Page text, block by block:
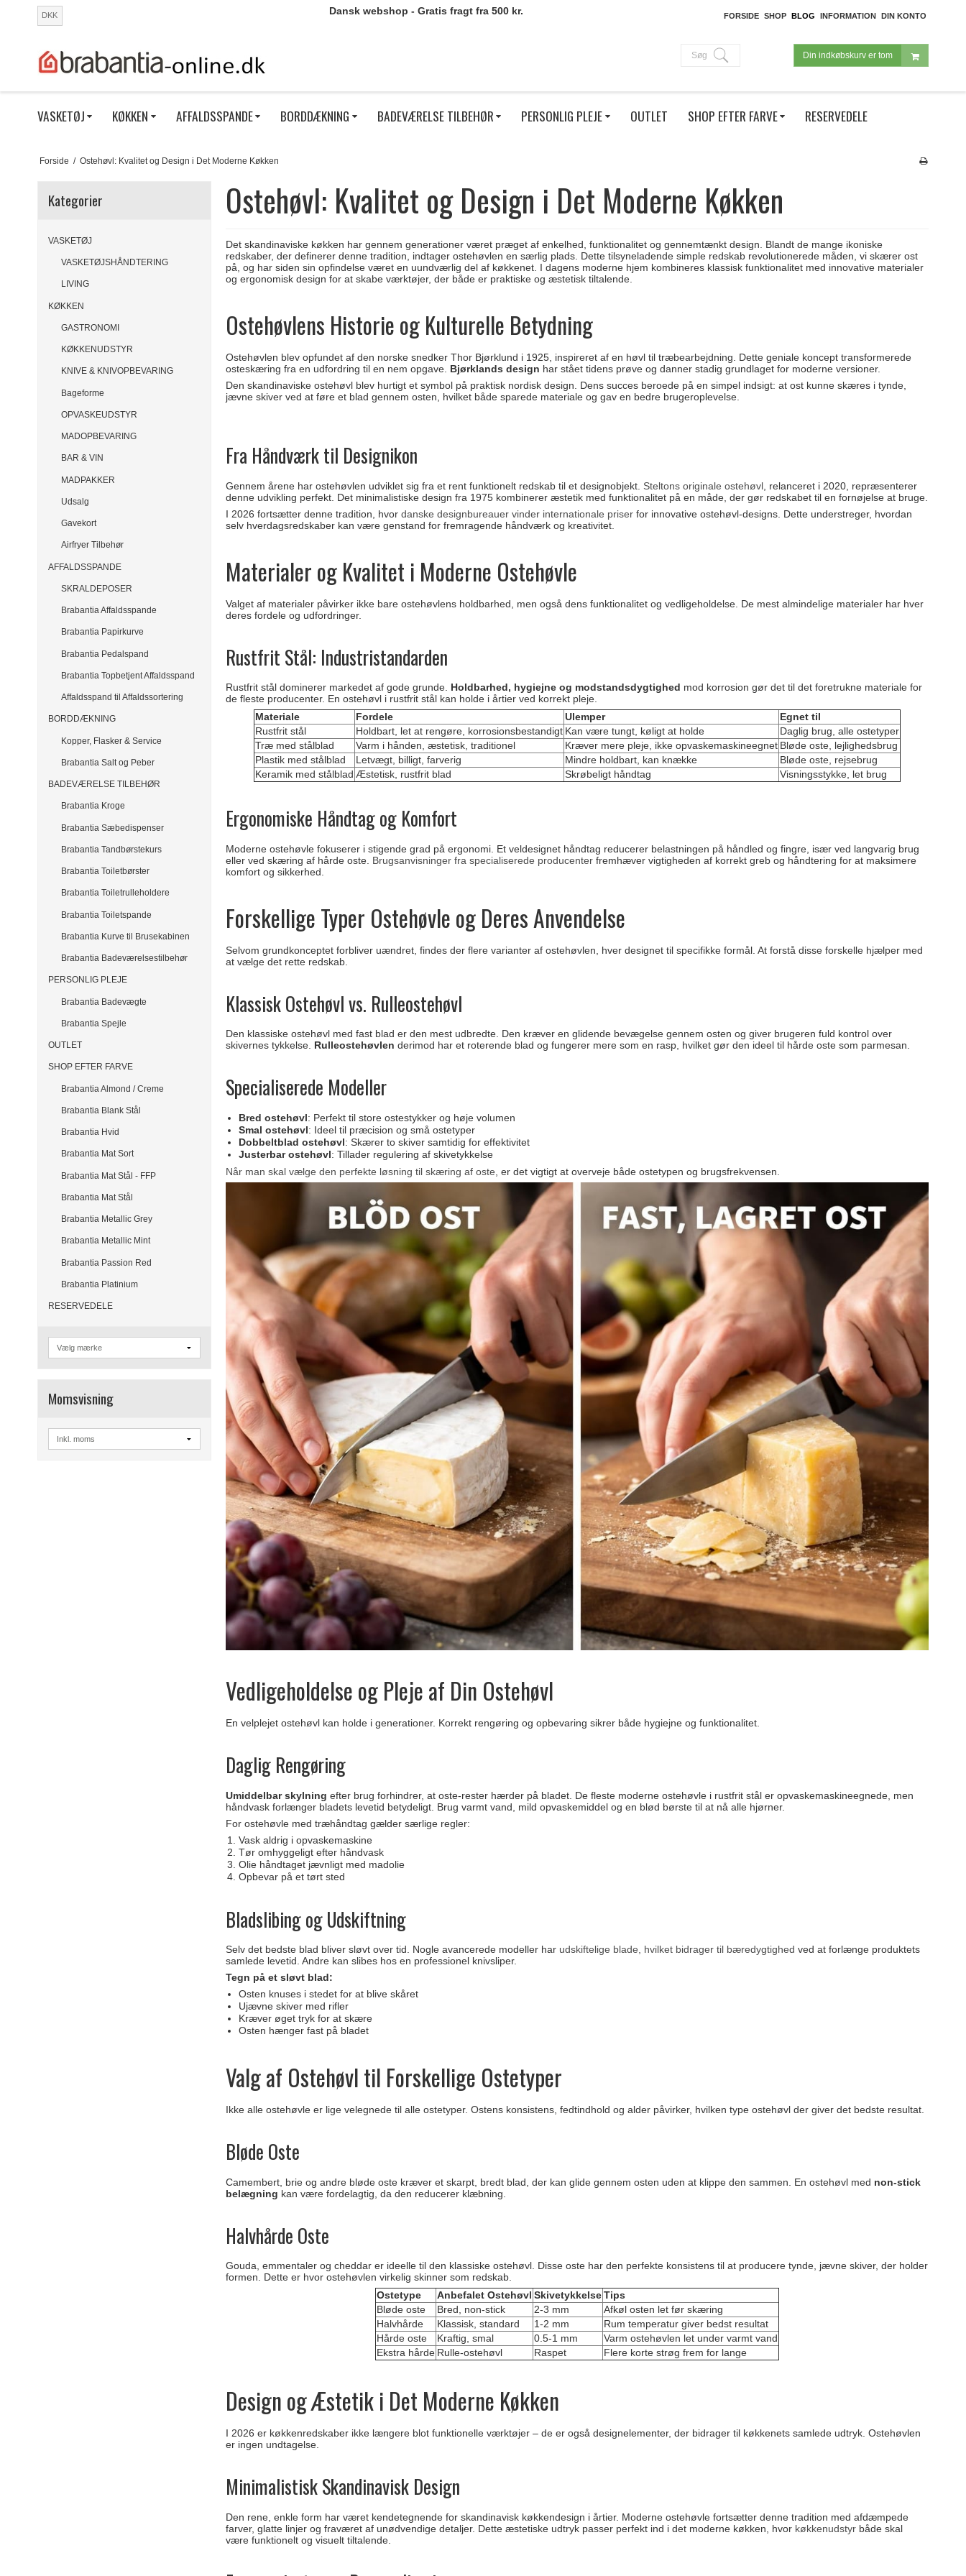
DKK Dansk webshop - Gratis fragt fra 500 kr. FORSIDE SHOP BLOG INFORMATION DIN KONTO
Din indkøbskurv er tom
Søg
VASKETØJ KØKKEN AFFALDSSPANDE BORDDÆKNING BADEVÆRELSE TILBEHØR PERSONLIG PLEJE OUTLET SHOP EFTER FARVE RESERVEDELE
Forside / Ostehøvl: Kvalitet og Design i Det Moderne Køkken
Kategorier
VASKETØJ
VASKETØJSHÅNDTERING
LIVING
KØKKEN
GASTRONOMI
KØKKENUDSTYR
KNIVE & KNIVOPBEVARING
Bageforme
OPVASKEUDSTYR
MADOPBEVARING
BAR & VIN
MADPAKKER
Udsalg
Gavekort
Airfryer Tilbehør
AFFALDSSPANDE
SKRALDEPOSER
Brabantia Affaldsspande
Brabantia Papirkurve
Brabantia Pedalspand
Brabantia Topbetjent Affaldsspand
Affaldsspand til Affaldssortering
BORDDÆKNING
Kopper, Flasker & Service
Brabantia Salt og Peber
BADEVÆRELSE TILBEHØR
Brabantia Kroge
Brabantia Sæbedispenser
Brabantia Tandbørstekurs
Brabantia Toiletbørster
Brabantia Toiletrulleholdere
Brabantia Toiletspande
Brabantia Kurve til Brusekabinen
Brabantia Badeværelsestilbehør
PERSONLIG PLEJE
Brabantia Badevægte
Brabantia Spejle
OUTLET
SHOP EFTER FARVE
Brabantia Almond / Creme
Brabantia Blank Stål
Brabantia Hvid
Brabantia Mat Sort
Brabantia Mat Stål - FFP
Brabantia Mat Stål
Brabantia Metallic Grey
Brabantia Metallic Mint
Brabantia Passion Red
Brabantia Platinium
RESERVEDELE
Momsvisning
Ostehøvl: Kvalitet og Design i Det Moderne Køkken
Det skandinaviske køkken har gennem generationer været præget af enkelhed, funktionalitet og gennemtænkt design. Blandt de mange ikoniske
redskaber, der definerer denne tradition, indtager ostehøvlen en særlig plads. Dette tilsyneladende simple redskab revolutionerede måden, vi skærer ost
på, og har siden sin opfindelse været en uundværlig del af køkkenet. I dagens moderne hjem kombineres klassisk funktionalitet med innovative materialer
og ergonomisk design for at skabe værktøjer, der både er praktiske og æstetisk tiltalende.
Ostehøvlens Historie og Kulturelle Betydning
Ostehøvlen blev opfundet af den norske snedker Thor Bjørklund i 1925, inspireret af en høvl til træbearbejdning. Dette geniale koncept transformerede
osteskæring fra en udfordring til en nem opgave. Bjørklands design har stået tidens prøve og danner stadig grundlaget for moderne versioner.
Den skandinaviske ostehøvl blev hurtigt et symbol på praktisk nordisk design. Dens succes beroede på en simpel indsigt: at ost kunne skæres i tynde,
jævne skiver ved at føre et blad gennem osten, hvilket både sparede materiale og gav en bedre brugeroplevelse.
Fra Håndværk til Designikon
Gennem årene har ostehøvlen udviklet sig fra et rent funktionelt redskab til et designobjekt. Steltons originale ostehøvl , relanceret i 2020, repræsenterer
denne udvikling perfekt. Det minimalistiske design fra 1975 kombinerer æstetik med funktionalitet på en måde, der gør redskabet til en fornøjelse at bruge.
I 2026 fortsætter denne tradition, hvordanske designbureauer vinder internationale priser for innovative ostehøvl-designs. Dette understreger, hvordan
selv hverdagsredskaber kan være genstand for fremragende håndværk og kreativitet.
Materialer og Kvalitet i Moderne Ostehøvle
Valget af materialer påvirker ikke bare ostehøvlens holdbarhed, men også dens funktionalitet og vedligeholdelse. De mest almindelige materialer har hver
deres fordele og udfordringer.
Rustfrit Stål: Industristandarden
Rustfrit stål dominerer markedet af gode grunde. Holdbarhed, hygiejne og modstandsdygtighed mod korrosion gør det til det foretrukne materiale for
de fleste producenter. En ostehøvl i rustfrit stål kan holde i årtier ved korrekt pleje.
Materiale
Fordele Ulemper
Egnet til
Rustfrit stål
Holdbart, let at rengøre, korrosionsbestandigt Kan være tungt, køligt at holde
Daglig brug, alle ostetyper
Træ med stålblad
Varm i hånden, æstetisk, traditionel Kræver mere pleje, ikke opvaskemaskineegnet Bløde oste, lejlighedsbrug
Plastik med stålblad
Letvægt, billigt, farverig Mindre holdbart, kan knække
Bløde oste, rejsebrug
Keramik med stålblad Æstetisk, rustfrit blad Skrøbeligt håndtag Visningsstykke, let brug
Ergonomiske Håndtag og Komfort
Moderne ostehøvle fokuserer i stigende grad på ergonomi. Et veldesignet håndtag reducerer belastningen på håndled og fingre, især ved langvarig brug
eller ved skæring af hårde oste. Brugsanvisninger fra specialiserede producenter fremhæver vigtigheden af korrekt greb og håndtering for at maksimere
komfort og sikkerhed.
Forskellige Typer Ostehøvle og Deres Anvendelse
Selvom grundkonceptet forbliver uændret, findes der flere varianter af ostehøvlen, hver designet til specifikke formål. At forstå disse forskelle hjælper med
at vælge det rette redskab.
Klassisk Ostehøvl vs. Rulleostehøvl
Den klassiske ostehøvl med fast blad er den mest udbredte. Den kræver en glidende bevægelse gennem osten og giver brugeren fuld kontrol over
skivernes tykkelse. Rulleostehøvlen derimod har et roterende blad og fungerer mere som en rasp, hvilket gør den ideel til hårde oste som parmesan.
Specialiserede Modeller
Bred ostehøvl: Perfekt til store ostestykker og høje volumen
Smal ostehøvl: Ideel til præcision og små ostetyper
Dobbeltblad ostehøvl: Skærer to skiver samtidig for effektivitet
Justerbar ostehøvl: Tillader regulering af skivetykkelse
Når man skal vælge den perfekte løsning til skæring af oste , er det vigtigt at overveje både ostetypen og brugsfrekvensen.
Vedligeholdelse og Pleje af Din Ostehøvl
En velplejet ostehøvl kan holde i generationer. Korrekt rengøring og opbevaring sikrer både hygiejne og funktionalitet.
Daglig Rengøring
Umiddelbar skylning efter brug forhindrer, at oste-rester hærder på bladet. De fleste moderne ostehøvle i rustfrit stål er opvaskemaskineegnede, men
håndvask forlænger bladets levetid betydeligt. Brug varmt vand, mild opvaskemiddel og en blød børste til at nå alle hjørner.
For ostehøvle med træhåndtag gælder særlige regler:
Vask aldrig i opvaskemaskine
Tør omhyggeligt efter håndvask
Olie håndtaget jævnligt med madolie
Opbevar på et tørt sted
Bladslibing og Udskiftning
Selv det bedste blad bliver sløvt over tid. Nogle avancerede modeller har udskiftelige blade, hvilket bidrager til bæredygtighed ved at forlænge produktets
samlede levetid. Andre kan slibes hos en professionel knivsliper.
Tegn på et sløvt blad:
Osten knuses i stedet for at blive skåret
Ujævne skiver med rifler
Kræver øget tryk for at skære
Osten hænger fast på bladet
Valg af Ostehøvl til Forskellige Ostetyper
Ikke alle ostehøvle er lige velegnede til alle ostetyper. Ostens konsistens, fedtindhold og alder påvirker, hvilken type ostehøvl der giver det bedste resultat.
Bløde Oste
Camembert, brie og andre bløde oste kræver et skarpt, bredt blad, der kan glide gennem osten uden at klippe den sammen. En ostehøvl med non-stick
belægning kan være fordelagtig, da den reducerer klæbning.
Halvhårde Oste
Gouda, emmentaler og cheddar er ideelle til den klassiske ostehøvl. Disse oste har den perfekte konsistens til at producere tynde, jævne skiver, der holder
formen. Dette er hvor ostehøvlen virkelig skinner som redskab.
Ostetype
Anbefalet Ostehøvl Skivetykkelse Tips
Bløde oste
Bred, non-stick 2-3 mm
Afkøl osten let før skæring
Halvhårde
Klassisk, standard 1-2 mm
Rum temperatur giver bedst resultat
Hårde oste
Kraftig, smal 0.5-1 mm
Varm ostehøvlen let under varmt vand
Ekstra hårde Rulle-ostehøvl Raspet Flere korte strøg frem for lange
Design og Æstetik i Det Moderne Køkken
I 2026 er køkkenredskaber ikke længere blot funktionelle værktøjer – de er også designelementer, der bidrager til køkkenets samlede udtryk. Ostehøvlen
er ingen undtagelse.
Minimalistisk Skandinavisk Design
Den rene, enkle form har været kendetegnende for skandinavisk køkkendesign i årtier. Moderne ostehøvle fortsætter denne tradition med afdæmpede
farver, glatte linjer og fraværet af unødvendige detaljer. Dette æstetiske udtryk passer perfekt ind i det moderne køkken, hvor køkkenudstyr både skal
være funktionelt og visuelt tiltalende.